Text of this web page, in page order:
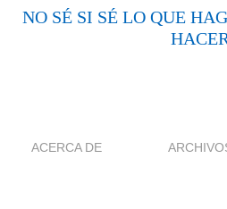
NO SÉ SI SÉ LO QUE
ACERCA DE